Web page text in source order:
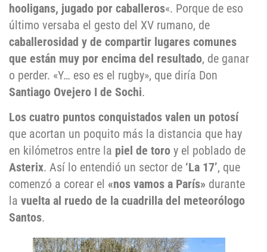
hooligans, jugado por caballeros«. Porque de eso
último versaba el gesto del XV rumano, de
caballerosidad y de compartir lugares comunes
que están muy por encima del resultado, de ganar
o perder. «Y… eso es el rugby», que diría Don
Santiago Ovejero I de Sochi.
Los cuatro puntos conquistados valen un potosí
que acortan un poquito más la distancia que hay
en kilómetros entre la piel de toro y el poblado de
Asterix. Así lo entendió un sector de ‘La 17’, que
comenzó a corear el «nos vamos a París» durante
la vuelta al ruedo de la cuadrilla del meteorólogo
Santos.